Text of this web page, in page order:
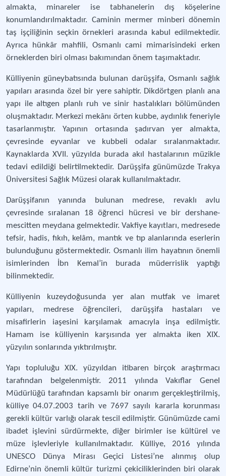
almakta, minareler ise tabhanelerin dış köşelerine
konumlandırılmaktadır. Caminin mermer minberi dönemin
taş işçiliğinin seçkin örnekleri arasında kabul edilmektedir.
Ayrıca hünkâr mahfili, Osmanlı cami mimarisindeki erken
örneklerden biri olması bakımından önem taşımaktadır.
Külliyenin güneybatısında bulunan darüşşifa, Osmanlı sağlık
yapıları arasında özel bir yere sahiptir. Dikdörtgen planlı ana
yapı ile altıgen planlı ruh ve sinir hastalıkları bölümünden
oluşmaktadır. Merkezi mekânı örten kubbe, aydınlık feneriyle
tasarlanmıştır. Yapının ortasında şadırvan yer almakta,
çevresinde eyvanlar ve kubbeli odalar sıralanmaktadır.
Kaynaklarda XVII. yüzyılda burada akıl hastalarının müzikle
tedavi edildiği belirtilmektedir. Darüşşifa günümüzde Trakya
Üniversitesi Sağlık Müzesi olarak kullanılmaktadır.
Darüşşifanın yanında bulunan medrese, revaklı avlu
çevresinde sıralanan 18 öğrenci hücresi ve bir dershane-
mescitten meydana gelmektedir. Vakfiye kayıtları, medresede
tefsir, hadis, fıkıh, kelâm, mantık ve tıp alanlarında eserlerin
bulunduğunu göstermektedir. Osmanlı ilim hayatının önemli
isimlerinden İbn Kemal’in burada müderrislik yaptığı
bilinmektedir.
Külliyenin kuzeydoğusunda yer alan mutfak ve imaret
yapıları, medrese öğrencileri, darüşşifa hastaları ve
misafirlerin iaşesini karşılamak amacıyla inşa edilmiştir.
Hamam ise külliyenin karşısında yer almakta iken XIX.
yüzyılın sonlarında yıktırılmıştır.
Yapı topluluğu XIX. yüzyıldan itibaren birçok araştırmacı
tarafından belgelenmiştir. 2011 yılında Vakıflar Genel
Müdürlüğü tarafından kapsamlı bir onarım gerçekleştirilmiş,
külliye 04.07.2003 tarih ve 7697 sayılı kararla korunması
gerekli kültür varlığı olarak tescil edilmiştir. Günümüzde cami
ibadet işlevini sürdürmekte, diğer birimler ise kültürel ve
müze işlevleriyle kullanılmaktadır. Külliye, 2016 yılında
UNESCO Dünya Mirası Geçici Listesi’ne alınmış olup
Edirne’nin önemli kültür turizmi çekiciliklerinden biri olarak